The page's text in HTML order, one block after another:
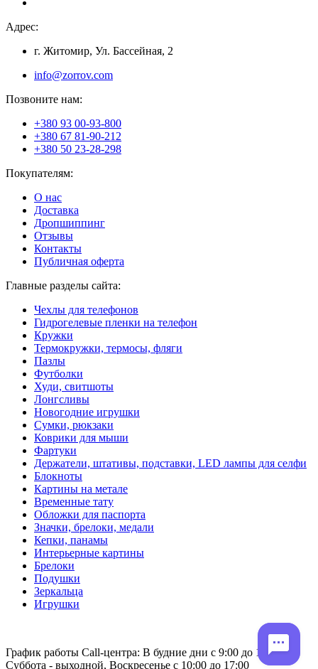
Адрес:
г. Житомир, Ул. Бассейная, 2
info@zorrov.com
Позвоните нам:
+380 93 00-93-800
+380 67 81-90-212
+380 50 23-28-298
Покупателям:
О нас
Доставка
Дропшиппинг
Отзывы
Контакты
Публичная оферта
Главные разделы сайта:
Чехлы для телефонов
Гидрогелевые пленки на телефон
Кружки
Термокружки, термосы, фляги
Пазлы
Футболки
Худи, свитшоты
Лонгсливы
Новогодние игрушки
Сумки, рюкзаки
Коврики для мыши
Фартуки
Держатели, штативы, подставки, LED лампы для селфи
Блокноты
Картины на метале
Временные тату
Обложки для паспорта
Значки, брелоки, медали
Кепки, панамы
Интерьерные картины
Брелоки
Подушки
Зеркальца
Игрушки
График работы Call-центра: В будние дни с 9:00 до 19:00
Суббота - выходной, Воскресенье с 10:00 до 17:00